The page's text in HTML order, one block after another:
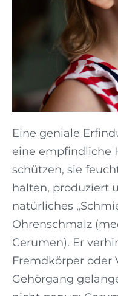
Eine geniale
eine empfindliche
schützen, sie
halten, produziert
natürliches
Ohrenschmalz
Cerumen). Er
Fremdkörper oder
Gehörgang